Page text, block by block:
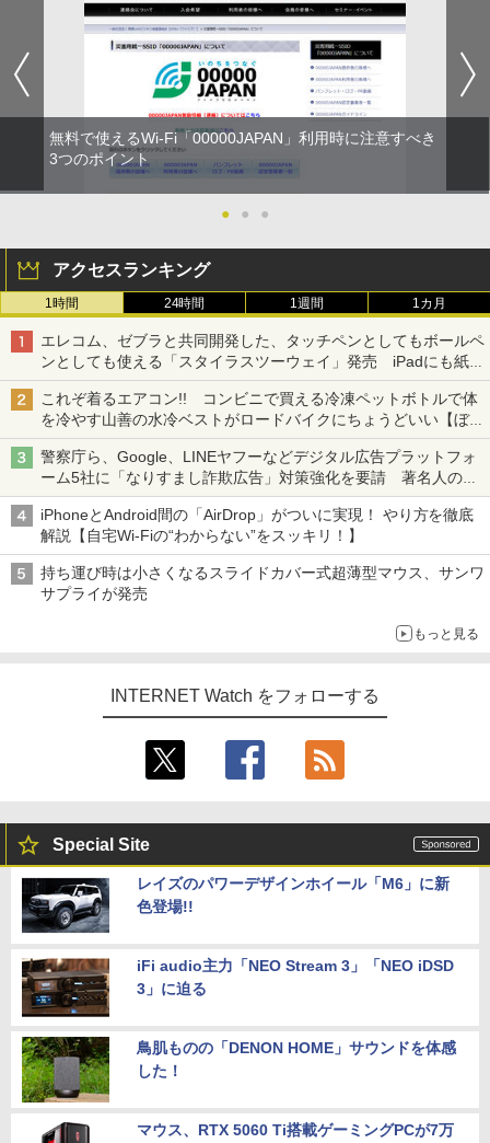
無料で使えるWi-Fi「00000JAPAN」利用時に注意すべき
3つのポイント
● ● ●
アクセスランキング
1時間 24時間 1週間 1カ月
エレコム、ゼブラと共同開発した、タッチペンとしてもボールペ
ンとしても使える「スタイラスツーウェイ」発売 iPadにも紙に
も、持ち替えずに書き込める
これぞ着るエアコン!! コンビニで買える冷凍ペットボトルで体
を冷やす山善の水冷ベストがロードバイクにちょうどいい【ぼっ
ち・ざ・ろーど！その14】【空いた時間でなにしてる？】
警察庁ら、Google、LINEヤフーなどデジタル広告プラットフォ
ーム5社に「なりすまし詐欺広告」対策強化を要請 著名人の写
真や映像を使った投資詐欺などへの対策として
iPhoneとAndroid間の「AirDrop」がついに実現！ やり方を徹底
解説【自宅Wi-Fiの“わからない”をスッキリ！】
持ち運び時は小さくなるスライドカバー式超薄型マウス、サンワ
サプライが発売
もっと見る
INTERNET Watch をフォローする
Special Site
レイズのパワーデザインホイール「M6」に新
色登場!!
iFi audio主力「NEO Stream 3」「NEO iDSD
3」に迫る
鳥肌ものの「DENON HOME」サウンドを体感
した！
マウス、RTX 5060 Ti搭載ゲーミングPCが7万